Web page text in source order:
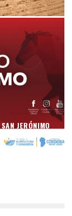
JERÓNIMO
9013